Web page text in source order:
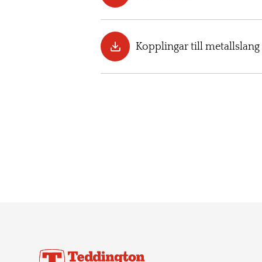
Kopplingar till metallslang